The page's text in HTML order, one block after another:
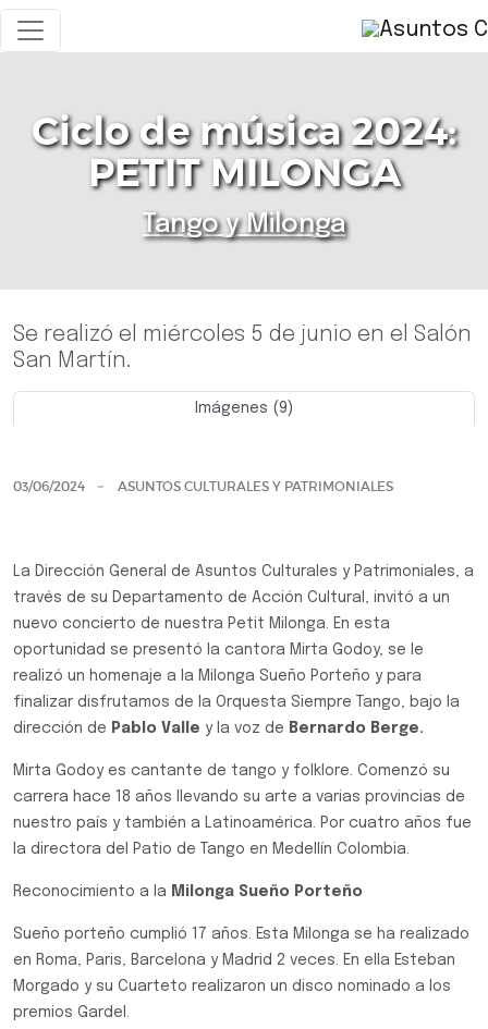
Ciclo de música 2024:
PETIT MILONGA
Tango y Milonga
Se realizó el miércoles 5 de junio en el Salón
San Martín.
Imágenes (9)
03/06/2024 ASUNTOS CULTURALES Y PATRIMONIALES
La Dirección General de Asuntos Culturales y Patrimoniales, a
través de su Departamento de Acción Cultural, invitó a un
nuevo concierto de nuestra Petit Milonga. En esta
oportunidad se presentó la cantora Mirta Godoy, se le
realizó un homenaje a la Milonga Sueño Porteño y para
finalizar disfrutamos de la Orquesta Siempre Tango, bajo la
dirección de Pablo Valle y la voz de Bernardo Berge.
Mirta Godoy es cantante de tango y folklore. Comenzó su
carrera hace 18 años llevando su arte a varias provincias de
nuestro país y también a Latinoamérica. Por cuatro años fue
la directora del Patio de Tango en Medellín Colombia.
Reconocimiento a la Milonga Sueño Porteño
Sueño porteño cumplió 17 años. Esta Milonga se ha realizado
en Roma, Paris, Barcelona y Madrid 2 veces. En ella Esteban
Morgado y su Cuarteto realizaron un disco nominado a los
premios Gardel.